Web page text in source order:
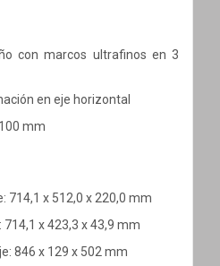
con marcos ultrafinos en 3
en eje horizontal
mm
714,1 x 512,0 x 220,0 mm
x 423,3 x 43,9 mm
846 x 129 x 502 mm